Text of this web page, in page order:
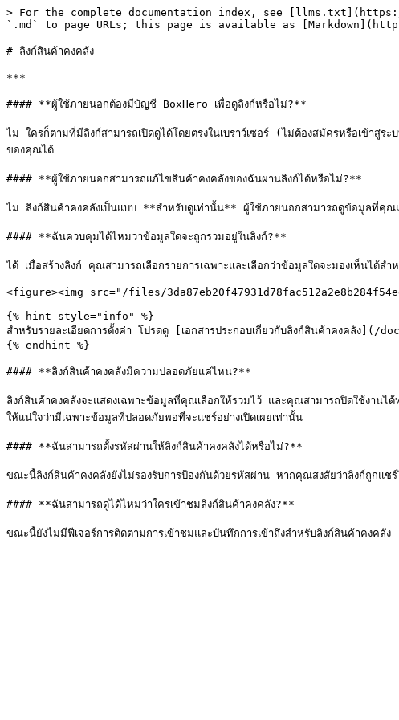
> For the complete documentation index, see
`.md` to page URLs; this page is available as
# ลิงก์สินค้าคงคลัง
***
#### **ผู้ใช้ภายนอกต้องมีบัญชี BoxHero เพื่อดูลิงก์หรือไม่?**
ไม่ ใครก็ตามที่มีลิงก์สามารถเปิดดูได้โดยตรงในเบราว์เซอร์ (ไม่ต้องสมัครหรือเ
ของคุณได้
#### **ผู้ใช้ภายนอกสามารถแก้ไขสินค้าคงคลังของฉันผ่านลิงก์ได้หรือไม่?**
ไม่ ลิงก์สินค้าคงคลังเป็นแบบ **สำหรับดูเท่านั้น** ผู้ใช้ภายนอกสามารถดูข้อมูลที่คุ
#### **ฉันควบคุมได้ไหมว่าข้อมูลใดจะถูกรวมอยู่ในลิงก์?**
ได้ เมื่อสร้างลิงก์ คุณสามารถเลือกรายการเฉพาะและเลือกว่าข้อมูลใดจะมองเห็นไ
<figure><img src="/files/
{% hint style="info" %}
สำหรับรายละเอียดการตั้งค่า โปรดดู [เอกสารประกอบเกี่ยวกับลิงก์สินค้าคง
{% endhint %}
#### **ลิงก์สินค้าคงคลังมีความปลอดภัยแค่ไหน?**
ลิงก์สินค้าคงคลังจะแสดงเฉพาะข้อมูลที่คุณเลือกให้รวมไว้ และคุณสามารถปิดใช้งาน
ให้แน่ใจว่ามีเฉพาะข้อมูลที่ปลอดภัยพอที่จะแชร์อย่างเปิดเผยเท่านั้น
#### **ฉันสามารถตั้งรหัสผ่านให้ลิงก์สินค้าคงคลังได้หรือไม่?**
ขณะนี้ลิงก์สินค้าคงคลังยังไม่รองรับการป้องกันด้วยรหัสผ่าน หากคุณสงสัยว่าลิงก์ถูกแช
#### **ฉันสามารถดูได้ไหมว่าใครเข้าชมลิงก์สินค้าคงคลัง?**